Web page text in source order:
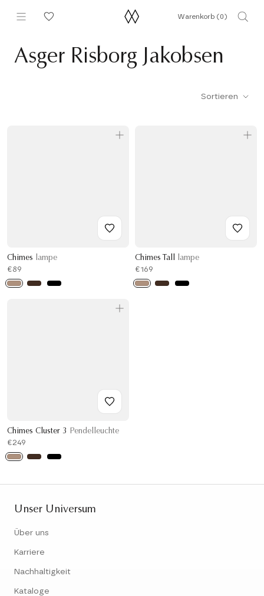
Warenkorb (0)
Asger Risborg Jakobsen
Sortieren
Chimes lampe
€89
Chimes Tall lampe
€169
Chimes Cluster 3 Pendelleuchte
€249
Unser Universum
Über uns
Karriere
Nachhaltigkeit
Kataloge